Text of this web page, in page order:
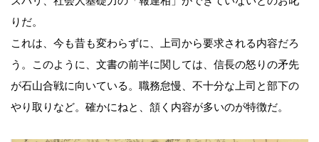
りだ。
これは、今も昔も変わらずに、上司から要求される内容だろ
う。このように、文書の前半に関しては、信長の怒りの矛先
が石山合戦に向いている。職務怠慢、不十分な上司と部下の
やり取りなど。確かにねと、頷く内容が多いのが特徴だ。